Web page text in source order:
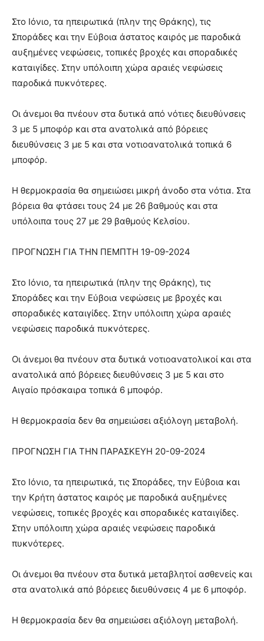
Στο Ιόνιο, τα ηπειρωτικά (πλην της Θράκης), τις
Σποράδες και την Εύβοια άστατος καιρός με παροδικά
αυξημένες νεφώσεις, τοπικές βροχές και σποραδικές
καταιγίδες. Στην υπόλοιπη χώρα αραιές νεφώσεις
παροδικά πυκνότερες.
Οι άνεμοι θα πνέουν στα δυτικά από νότιες διευθύνσεις
3 με 5 μποφόρ και στα ανατολικά από βόρειες
διευθύνσεις 3 με 5 και στα νοτιοανατολικά τοπικά 6
μποφόρ.
Η θερμοκρασία θα σημειώσει μικρή άνοδο στα νότια. Στα
βόρεια θα φτάσει τους 24 με 26 βαθμούς και στα
υπόλοιπα τους 27 με 29 βαθμούς Κελσίου.
ΠΡΟΓΝΩΣΗ ΓΙΑ ΤΗΝ ΠΕΜΠΤΗ 19-09-2024
Στο Ιόνιο, τα ηπειρωτικά (πλην της Θράκης), τις
Σποράδες και την Εύβοια νεφώσεις με βροχές και
σποραδικές καταιγίδες. Στην υπόλοιπη χώρα αραιές
νεφώσεις παροδικά πυκνότερες.
Οι άνεμοι θα πνέουν στα δυτικά νοτιοανατολικοί και στα
ανατολικά από βόρειες διευθύνσεις 3 με 5 και στο
Αιγαίο πρόσκαιρα τοπικά 6 μποφόρ.
Η θερμοκρασία δεν θα σημειώσει αξιόλογη μεταβολή.
ΠΡΟΓΝΩΣΗ ΓΙΑ ΤΗΝ ΠΑΡΑΣΚΕΥΗ 20-09-2024
Στο Ιόνιο, τα ηπειρωτικά, τις Σποράδες, την Εύβοια και
την Κρήτη άστατος καιρός με παροδικά αυξημένες
νεφώσεις, τοπικές βροχές και σποραδικές καταιγίδες.
Στην υπόλοιπη χώρα αραιές νεφώσεις παροδικά
πυκνότερες.
Οι άνεμοι θα πνέουν στα δυτικά μεταβλητοί ασθενείς και
στα ανατολικά από βόρειες διευθύνσεις 4 με 6 μποφόρ.
Η θερμοκρασία δεν θα σημειώσει αξιόλογη μεταβολή.